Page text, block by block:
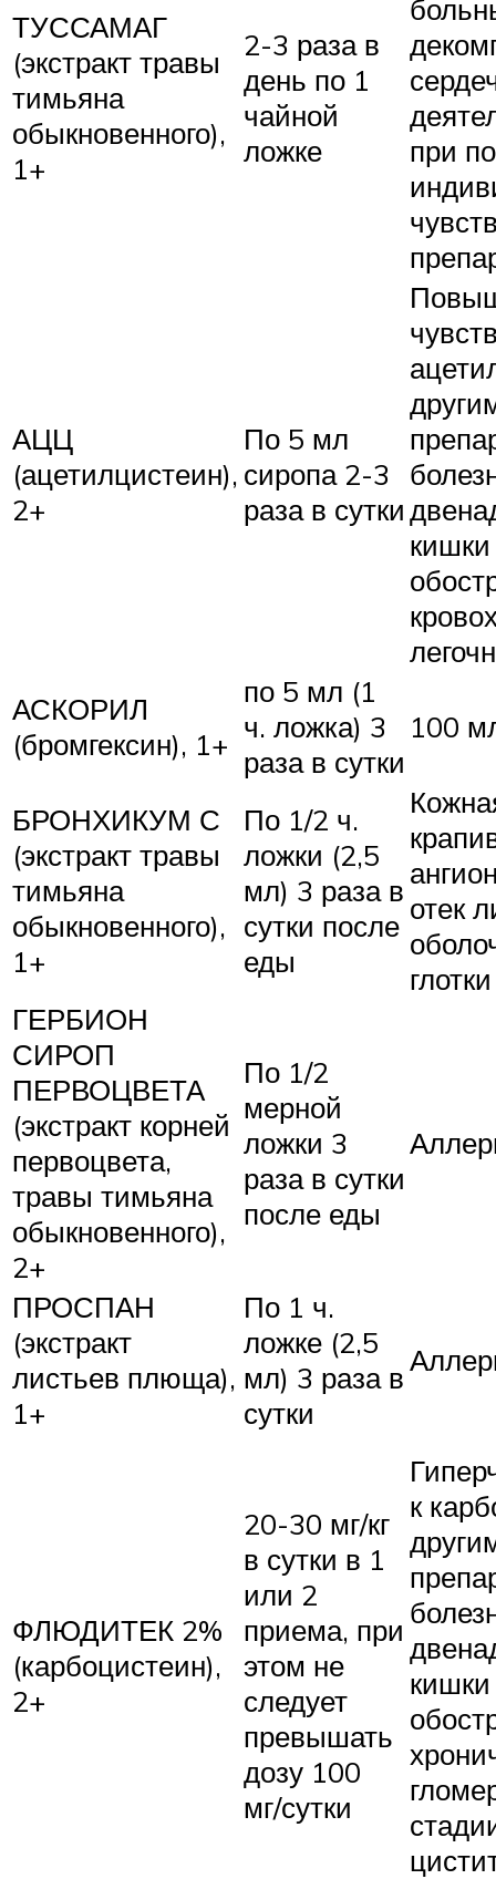
ТУССАМАГ
(экстракт травы
тимьяна
обыкновенного),
1+
2-3 раза в
день по 1
чайной
ложке
при
АЦЦ
(ацетилцистеин),
2+
По 5 мл
сиропа 2-3
раза в сутки
АСКОРИЛ
(бромгексин), 1+
по 5 мл (1
ч. ложка) 3
раза в сутки
100
БРОНХИКУМ С
(экстракт травы
тимьяна
обыкновенного),
1+
По 1/2 ч.
ложки (2,5
мл) 3 раза в
сутки после
еды
отек
ГЕРБИОН
СИРОП
ПЕРВОЦВЕТА
(экстракт корней
первоцвета,
травы тимьяна
обыкновенного),
2+
По 1/2
мерной
ложки 3
раза в сутки
после еды
ПРОСПАН
(экстракт
листьев плюща),
1+
По 1 ч.
ложке (2,5
мл) 3 раза в
сутки
ФЛЮДИТЕК 2%
(карбоцистеин),
2+
20-30 мг/кг
в сутки в 1
или 2
приема, при
этом не
следует
превышать
дозу 100
мг/сутки
к